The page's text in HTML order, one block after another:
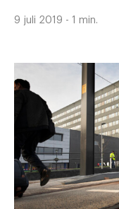
9 juli 2019 - 1 min.